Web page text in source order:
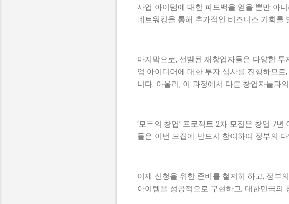
사업 아이템에 대한 피드백을 얻을 뿐만 아
네트워킹을 통해 추가적인 비즈니스 기회를
마지막으로, 선발된 재창업자들은 다양한
업 아이디어에 대한 투자 심사를 진행하므
니다. 아울러, 이 과정에서 다른 창업자들과
‘모두의 창업’ 프로젝트 2차 모집은 창업 7
들은 이번 모집에 반드시 참여하여 정부의
이제 신청을 위한 준비를 철저히 하고, 정부
아이템을 성공적으로 구현하고, 대한민국의